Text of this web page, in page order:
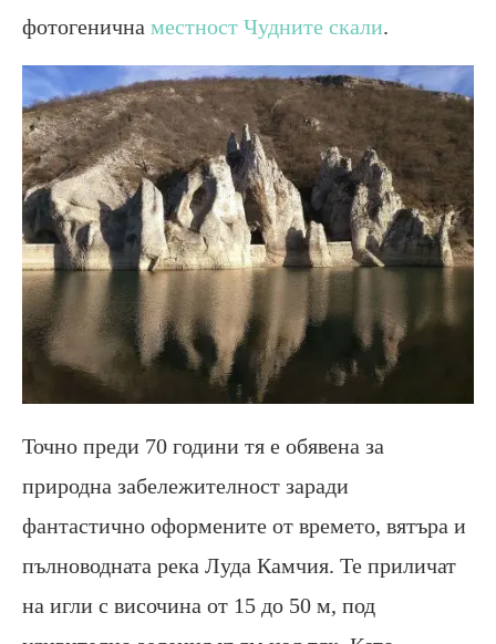
фотогенична местност Чудните скали.
Точно преди 70 години тя е обявена за
природна забележителност заради
фантастично оформените от времето, вятъра и
пълноводната река Луда Камчия. Те приличат
на игли с височина от 15 до 50 м, под